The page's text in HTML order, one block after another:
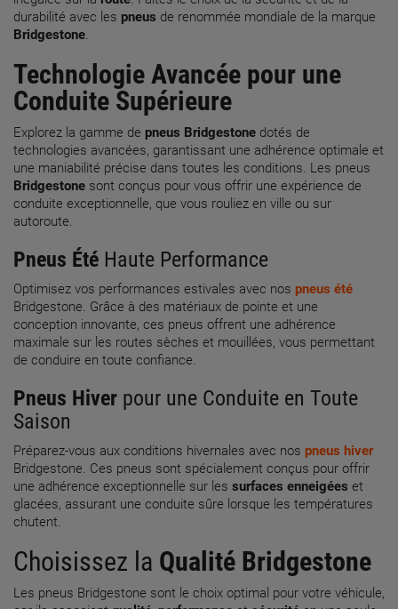
durabilité avec les pneus de renommée mondiale de la marque
Bridgestone.
Technologie Avancée pour une
Conduite Supérieure
Explorez la gamme de pneus Bridgestone dotés de
technologies avancées, garantissant une adhérence optimale et
une maniabilité précise dans toutes les conditions. Les pneus
Bridgestone sont conçus pour vous offrir une expérience de
conduite exceptionnelle, que vous rouliez en ville ou sur
autoroute.
Pneus Été Haute Performance
Optimisez vos performances estivales avec nos pneus été
Bridgestone. Grâce à des matériaux de pointe et une
conception innovante, ces pneus offrent une adhérence
maximale sur les routes sèches et mouillées, vous permettant
de conduire en toute confiance.
Pneus Hiver pour une Conduite en Toute
Saison
Préparez-vous aux conditions hivernales avec nos pneus hiver
Bridgestone. Ces pneus sont spécialement conçus pour offrir
une adhérence exceptionnelle sur les surfaces enneigées et
glacées, assurant une conduite sûre lorsque les températures
chutent.
Choisissez la Qualité Bridgestone
Les pneus Bridgestone sont le choix optimal pour votre véhicule,